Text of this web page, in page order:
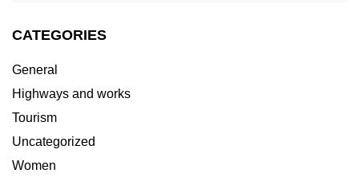
CATEGORIES
General
Highways and works
Tourism
Uncategorized
Women